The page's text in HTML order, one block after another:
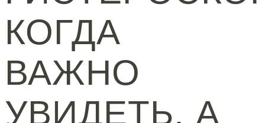
КОГДА
ВАЖНО
УВИДЕТЬ, А